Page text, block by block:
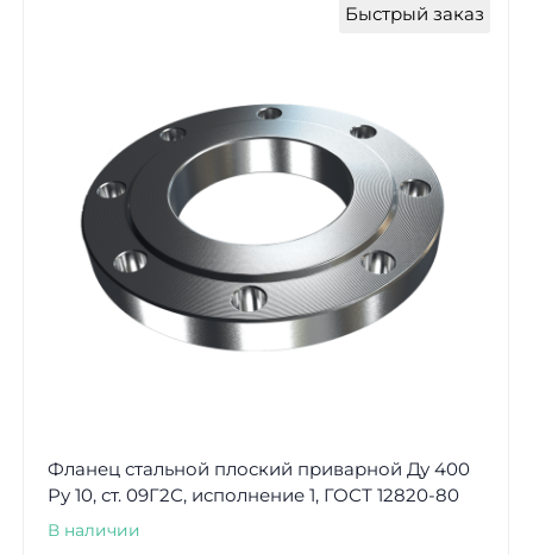
Быстрый заказ
Фланец стальной плоский приварной Ду 400
Ру 10, ст. 09Г2С, исполнение 1, ГОСТ 12820-80
В наличии